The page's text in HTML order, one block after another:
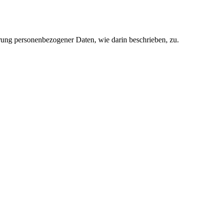
personenbezogener Daten, wie darin beschrieben, zu.